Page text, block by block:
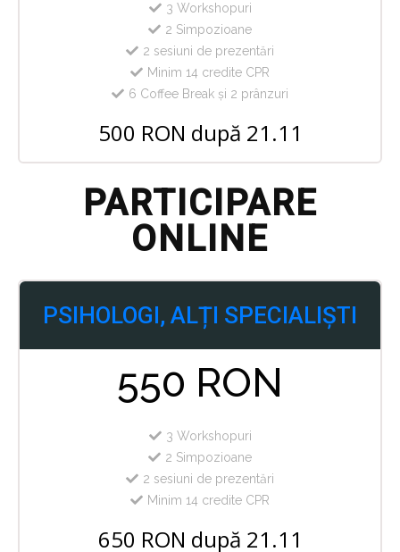
3 Workshopuri
2 Simpozioane
2 sesiuni de prezentări
Minim 14 credite CPR
6 Coffee Break și 2 prânzuri
500 RON după 21.11
PARTICIPARE
ONLINE
PSIHOLOGI, ALȚI SPECIALIȘTI
550 RON
3 Workshopuri
2 Simpozioane
2 sesiuni de prezentări
Minim 14 credite CPR
650 RON după 21.11